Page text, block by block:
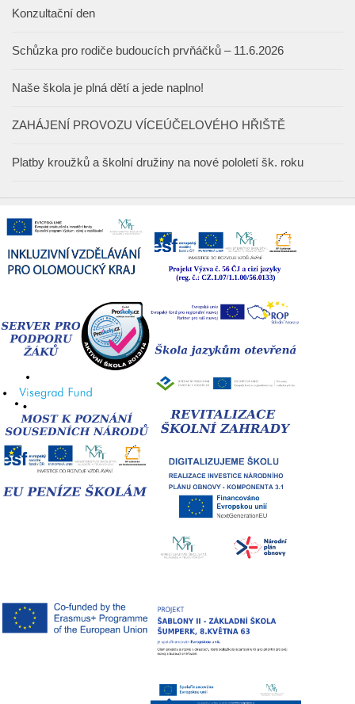
Konzultační den
Schůzka pro rodiče budoucích prvňáčků – 11.6.2026
Naše škola je plná dětí a jede naplno!
ZAHÁJENÍ PROVOZU VÍCEÚČELOVÉHO HŘIŠTĚ
Platby kroužků a školní družiny na nové pololetí šk. roku